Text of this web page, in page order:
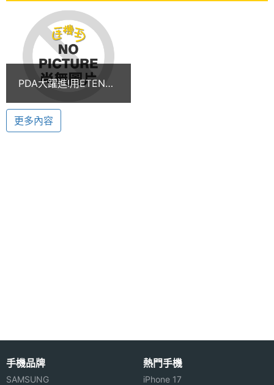
ActiveSync, 小算盤, 遊戲（接龍, Bubble
breaker）, 電話撥號程式，都是商務人士的好幫手。
來電警衛 捍衛你的通訊自由
ETEN M600 內建來電防火牆，可過濾電話，讓你的
通訊自由不用另外安裝軟體就可以獲得保障。並可以
設定不同來電鈴聲以及大頭貼的圖鈴辨人，而超大字
最多可存 200 首 MP3 / 200 張相片。
多媒體資訊
音樂播
MP3, WMA
鈴聲種
PDA大躍進!用ETEN
耳機!
更多內容
手機品牌
SAMSUNG
熱門手機
iPhone 17